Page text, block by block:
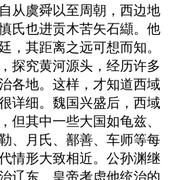
从虞舜以至周朝，西边地
氏也进贡木苦矢石纈。他
，其距离之远可想而知。
探究黄河源头，经历许多
各地。这样，才知道西域
详细。魏国兴盛后，西域
但其中一些大国如龟兹、
、月氏、鄯善、车师等每
情形大致相近。公孙渊继
辽东。皇帝考虑他统治的